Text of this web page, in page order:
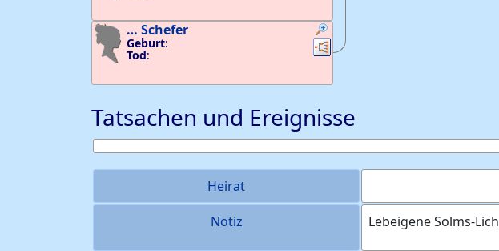
Verknüpfungen
Verknüpfungen
… Schefer
Geburt:
Tod:
Tatsachen und Ereignisse
Heirat
Notiz
Lebeigene Solms-Lich